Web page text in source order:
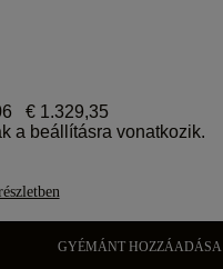
€ 1.329,35
a beállításra vonatkozik.
GYÉMÁNT HOZZÁADÁSA